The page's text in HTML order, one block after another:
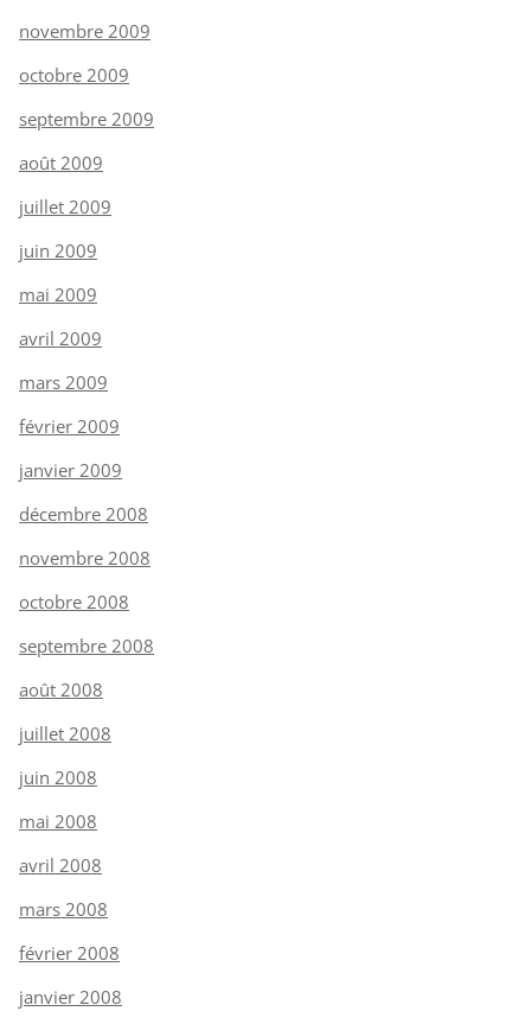
novembre 2009
octobre 2009
septembre 2009
août 2009
juillet 2009
juin 2009
mai 2009
avril 2009
mars 2009
février 2009
janvier 2009
décembre 2008
novembre 2008
octobre 2008
septembre 2008
août 2008
juillet 2008
juin 2008
mai 2008
avril 2008
mars 2008
février 2008
janvier 2008